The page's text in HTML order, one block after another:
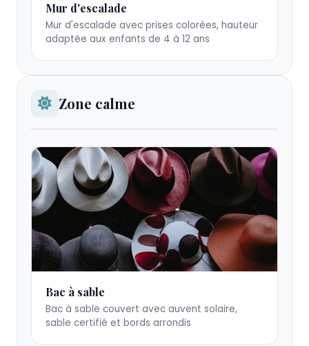
d'escalade
coloré
pour
Mur d'escalade
Mur d'escalade avec prises colorées, hauteur
adaptée aux enfants de 4 à 12 ans
Zone calme
sable
avec
Bac à sable
Bac à sable couvert avec auvent solaire,
sable certifié et bords arrondis